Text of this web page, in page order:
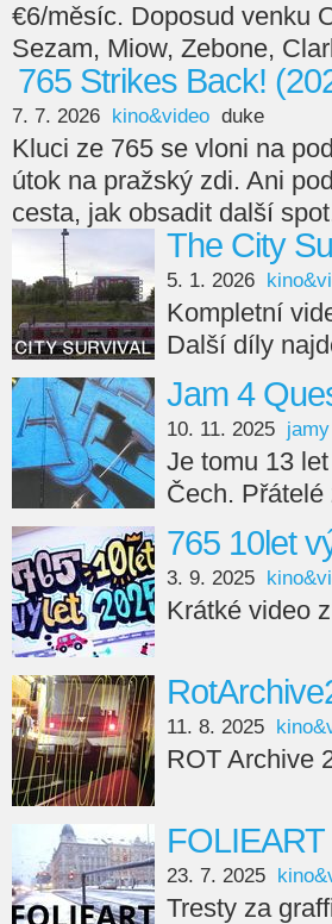
€6/měsíc. Doposud venku
Sezam, Miow, Zebone,
765 Strikes Back!
7. 7. 2026 kino&video duke
Kluci ze 765 se vloni na
útok na pražský zdi. Ani
cesta, jak obsadit další
The City
5. 1. 2026
Kompletní
Další díly
Jam 4
10. 11. 2025 jamy
Je tomu 13
Čech.
765 10let
3. 9. 2025
Krátké video
11. 8. 2025
ROT Archive
23. 7. 2025
Tresty za